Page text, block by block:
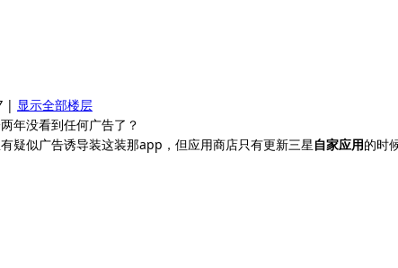
| 显示全部楼层
年没看到任何广告了？
疑似广告诱导装这装那app，但应用商店只有更新三星自家应用的时